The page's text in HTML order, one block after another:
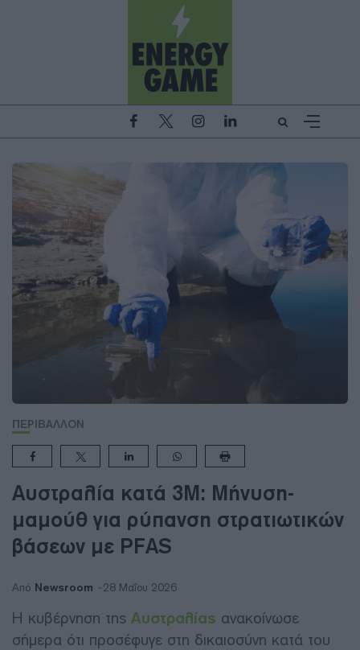
ΠΕΡΙΒΑΛΛΟΝ
Αυστραλία κατά 3M: Μήνυση-
μαμούθ για ρύπανση στρατιωτικών
βάσεων με PFAS
Από Newsroom 28 Μαΐου 2026
Η κυβέρνηση της Αυστραλίας ανακοίνωσε
σήμερα ότι προσέφυγε στη δικαιοσύνη κατά του